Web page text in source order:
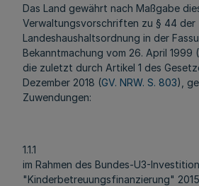
Das Land gewährt nach Maßgabe
Verwaltungsvorschriften zu § 44 der
Landeshaushaltsordnung in der
Bekanntmachung vom 26. April 1999 (
die zuletzt durch Artikel 1 des
Dezember 2018 (GV. NRW. S. 803),
Zuwendungen:
1.1.1
im Rahmen des Bundes-U3-
"Kinderbetreuungsfinanzierung" 2015